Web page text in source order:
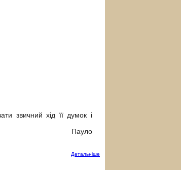
звичний хід її думок і
Детальнiше